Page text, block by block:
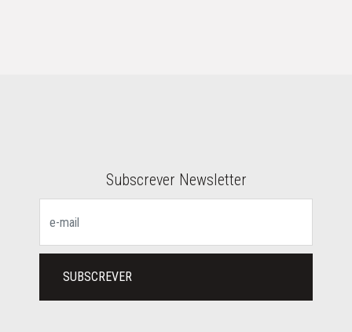
Subscrever Newsletter
SUBSCREVER